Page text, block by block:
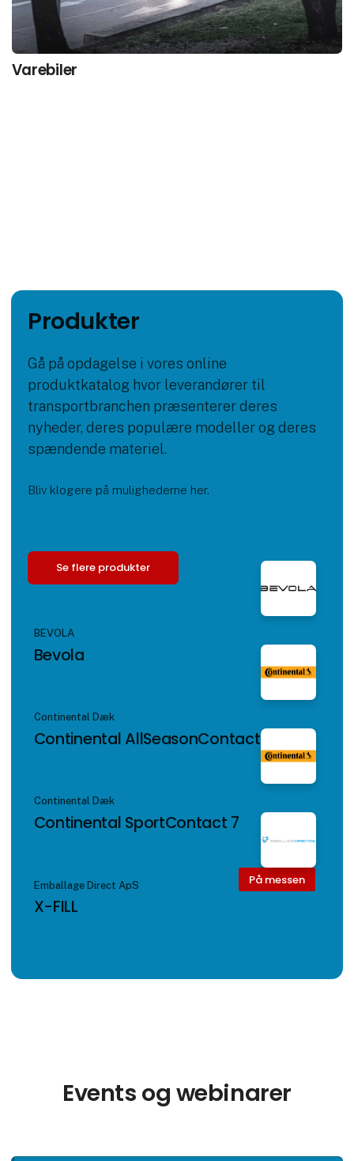
Varebiler
BEVOLA
Bevola
Continental Dæk
Continental AllSeasonContact 2
Continental Dæk
Continental SportContact 7
På messen
Emballage Direct ApS
X-FILL
Produkter
Gå på opdagelse i vores online
produktkatalog hvor leverandører til
transportbranchen præsenterer deres
nyheder, deres populære modeller og deres
spændende materiel.
Bliv klogere på mulighederne her.
Se flere produkter
Events og webinarer